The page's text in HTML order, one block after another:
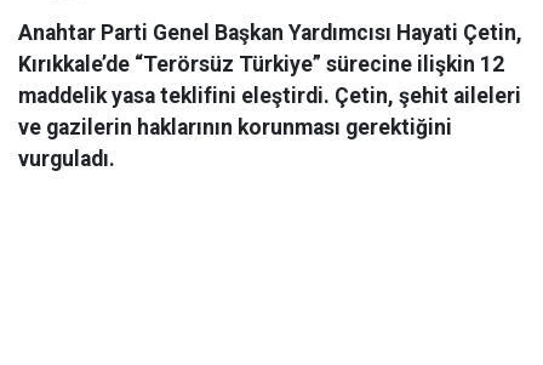
Anahtar Parti Genel Başkan Yardımcısı Hayati Çetin,
Kırıkkale’de “Terörsüz Türkiye” sürecine ilişkin 12
maddelik yasa teklifini eleştirdi. Çetin, şehit aileleri
ve gazilerin haklarının korunması gerektiğini
vurguladı.